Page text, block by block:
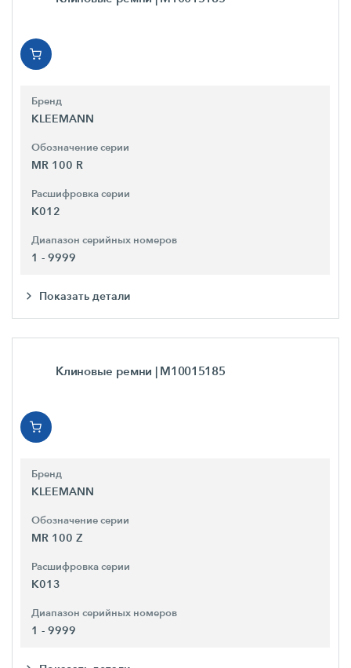
Бренд
KLEEMANN
Обозначение серии
MR 100 R
Расшифровка серии
K012
Диапазон серийных номеров
1 - 9999
Показать детали
Клиновые ремни | M10015185
Бренд
KLEEMANN
Обозначение серии
MR 100 Z
Расшифровка серии
K013
Диапазон серийных номеров
1 - 9999